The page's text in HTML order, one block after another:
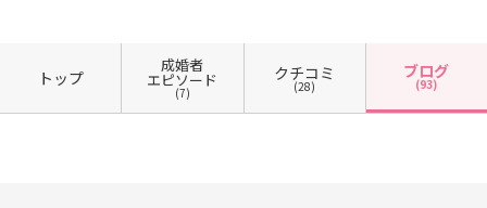
トップ
成婚者
エピソード
(7)
クチコミ
(28)
ブログ
(93)